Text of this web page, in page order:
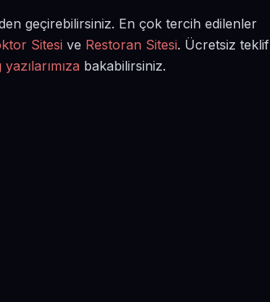
geçirebilirsiniz. En çok tercih edilenler
Sitesi ve Restoran Sitesi. Ücretsiz teklif
bakabilirsiniz.